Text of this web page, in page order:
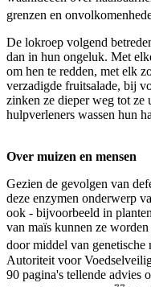
grenzen en
De lokroep volgend
dan in hun ongeluk. Met
om hen te redden, met elk
verzadigde fruitsalade, bij
zinken ze dieper weg tot
hulpverleners wassen hun
Over muizen en mensen
Gezien de gevolgen van
deze enzymen onderwerp
ook - bijvoorbeeld in
van maïs kunnen ze
door middel van genetische
Autoriteit voor
90 pagina's tellende advies